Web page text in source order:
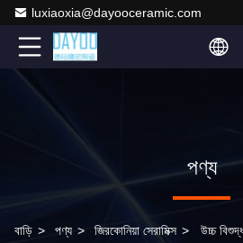
luxiaoxia@dayooceramic.com
পণ্য
বাড়ি > পণ্য > জিরকোনিয়া সেরামিক্স > উচ্চ